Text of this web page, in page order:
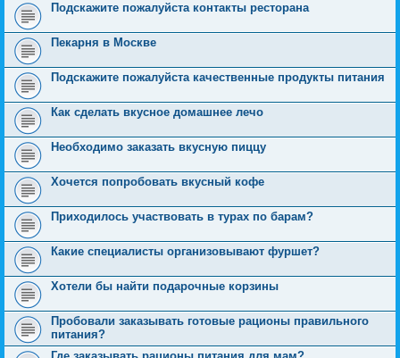
Подскажите пожалуйста контакты ресторана
Пекарня в Москве
Подскажите пожалуйста качественные продукты питания
Как сделать вкусное домашнее лечо
Необходимо заказать вкусную пиццу
Хочется попробовать вкусный кофе
Приходилось участвовать в турах по барам?
Какие специалисты организовывают фуршет?
Хотели бы найти подарочные корзины
Пробовали заказывать готовые рационы правильного
питания?